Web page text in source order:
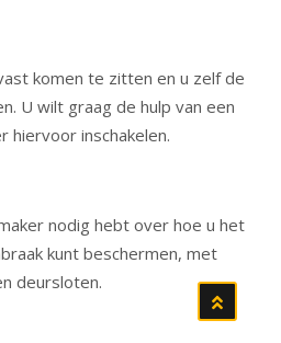
komen te zitten en u zelf de
U wilt graag de hulp van een
hiervoor inschakelen.
nodig hebt over hoe u het
kunt beschermen, met
deursloten.